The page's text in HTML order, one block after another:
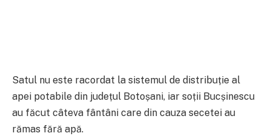
Satul nu este racordat la sistemul de distribuție al
apei potabile din județul Botoșani, iar soții Bucșinescu
au făcut câteva fântâni care din cauza secetei au
rămas fără apă.